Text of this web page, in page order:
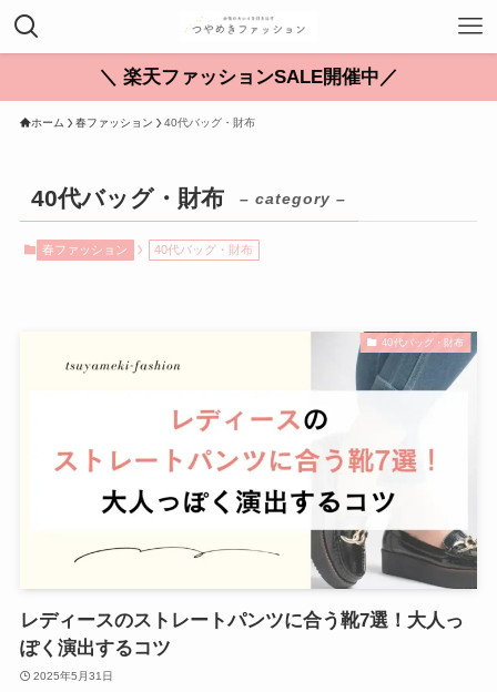
＼ 楽天ファッションSALE開催中／
ホーム 春ファッション 40代バッグ・財布
40代バッグ・財布 – category –
春ファッション 40代バッグ・財布
40代バッグ・財布
レディースのストレートパンツに合う靴7選！大人っ
ぽく演出するコツ
2025年5月31日